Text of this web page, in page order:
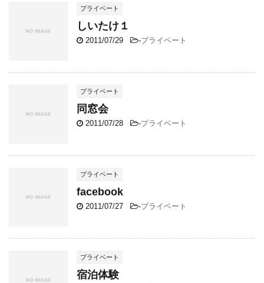
プライベート
しいたけ１
2011/07/29 -プライベート
プライベート
同窓会
2011/07/28 -プライベート
プライベート
facebook
2011/07/27 -プライベート
プライベート
宿泊体験